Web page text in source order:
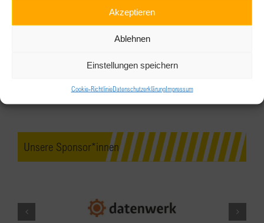
Akzeptieren
Ablehnen
Einstellungen speichern
Cookie-RichtlinieDatenschutzerklärungImpressum
Unsere Sponsor*innen